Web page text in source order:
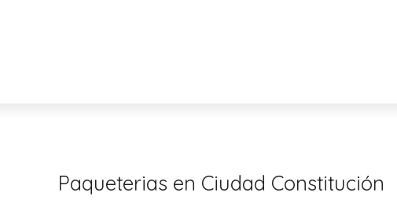
Paqueterias en Ciudad Constitución